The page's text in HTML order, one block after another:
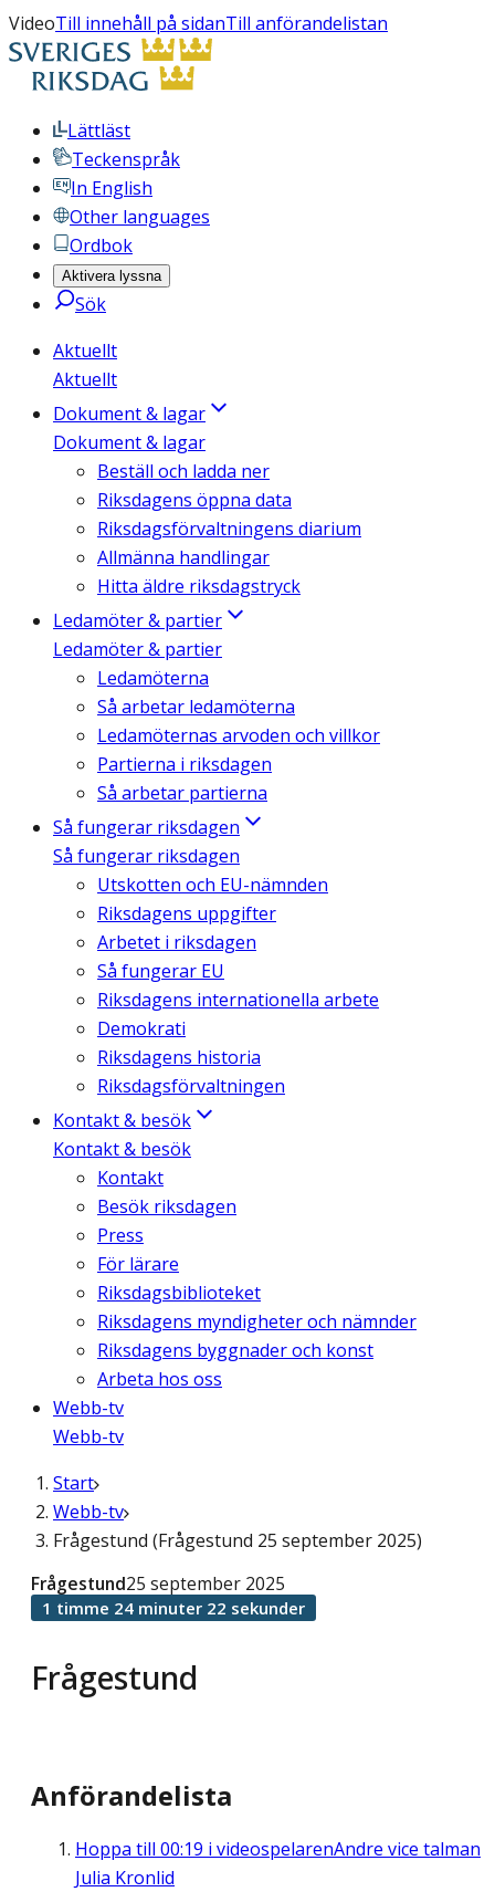
VideoTill innehåll på sidanTill anförandelistan
Lättläst
Teckenspråk
In English
Other languages
Ordbok
Aktivera lyssna
Sök
Aktuellt
Aktuellt
Dokument & lagar
Dokument & lagar
Beställ och ladda ner
Riksdagens öppna data
Riksdagsförvaltningens diarium
Allmänna handlingar
Hitta äldre riksdagstryck
Ledamöter & partier
Ledamöter & partier
Ledamöterna
Så arbetar ledamöterna
Ledamöternas arvoden och villkor
Partierna i riksdagen
Så arbetar partierna
Så fungerar riksdagen
Så fungerar riksdagen
Utskotten och EU-nämnden
Riksdagens uppgifter
Arbetet i riksdagen
Så fungerar EU
Riksdagens internationella arbete
Demokrati
Riksdagens historia
Riksdagsförvaltningen
Kontakt & besök
Kontakt & besök
Kontakt
Besök riksdagen
Press
För lärare
Riksdagsbiblioteket
Riksdagens myndigheter och nämnder
Riksdagens byggnader och konst
Arbeta hos oss
Webb-tv
Webb-tv
Start
Webb-tv
Frågestund (Frågestund 25 september 2025)
Frågestund
Frågestund25 september 2025
1 timme 24 minuter 22 sekunder
Anförandelista
Hoppa till 00:19 i videospelarenAndre vice talman
Julia Kronlid